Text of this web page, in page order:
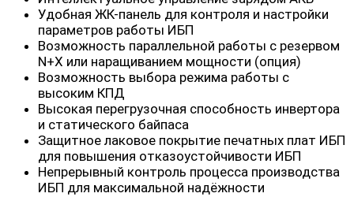
Удобная ЖК-панель для контроля и настройки
параметров работы ИБП
Возможность параллельной работы с резервом
N+X или наращиванием мощности (опция)
Возможность выбора режима работы с
высоким КПД
Высокая перегрузочная способность инвертора
и статического байпаса
Защитное лаковое покрытие печатных плат ИБП
для повышения отказоустойчивости ИБП
Непрерывный контроль процесса производства
ИБП для максимальной надёжности